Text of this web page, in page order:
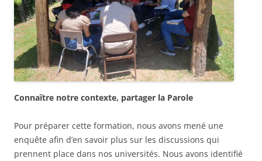
Connaître notre contexte, partager la Parole
Pour préparer cette formation, nous avons mené une
enquête afin d’en savoir plus sur les discussions qui
prennent place dans nos universités. Nous avons identifié